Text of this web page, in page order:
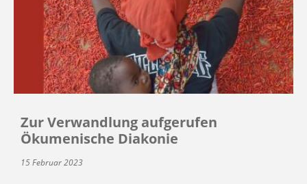
Zur Verwandlung aufgerufen
Ökumenische Diakonie
15 Februar 2023